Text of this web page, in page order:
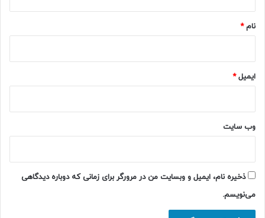
نام*
ایمیل*
وب‌ سایت
ذخیره نام، ایمیل و وبسایت من در مرورگر برای زمانی که دوباره دیدگاهی
می‌نویسم.